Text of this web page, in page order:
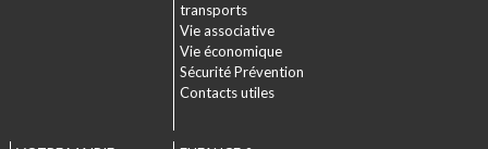
transports
Vie associative
Vie économique
Sécurité Prévention
Contacts utiles